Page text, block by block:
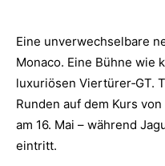
Eine unverwechselbare
Monaco. Eine Bühne wie
luxuriösen Viertürer‑GT.
Runden auf dem Kurs
am 16. Mai – während
eintritt.